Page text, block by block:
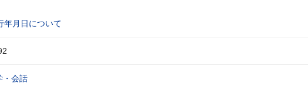
年月日について
・会話